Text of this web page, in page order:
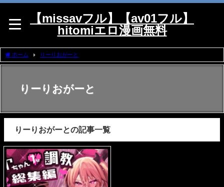
【missavフル】【av01フル】
hitomiエロ漫画無料
ホーム りーりおがーと
りーりおがーと
りーりおがーとの記事一覧